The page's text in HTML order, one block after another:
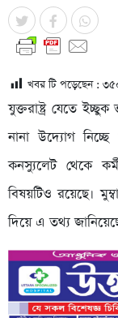
খবর টি পড়েছেন :
যুক্তরাষ্ট্র যেতে
নানা উদ্যোগ নিচ্ছে
কনস্যুলেট থেকে
বিষয়টিও রয়েছে।
দিয়ে এ তথ্য